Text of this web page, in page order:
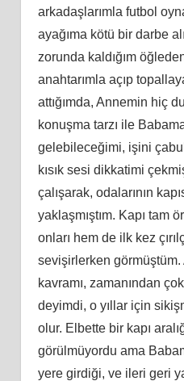
arkadaşlarımla futbol
ayağıma kötü bir darbe
zorunda kaldığım
anahtarımla açıp
attığımda, Annemin hiç
konuşma tarzı ile
gelebileceğimi, işini
kısık sesi dikkatimi
çalışarak, odalarının
yaklaşmıştım. Kapı tam
onları hem de ilk kez
sevişirlerken görmüştüm.
kavramı, zamanından
deyimdi, o yıllar için
olur. Elbette bir kapı
görülmüyordu ama
yere girdiği, ve ileri geri